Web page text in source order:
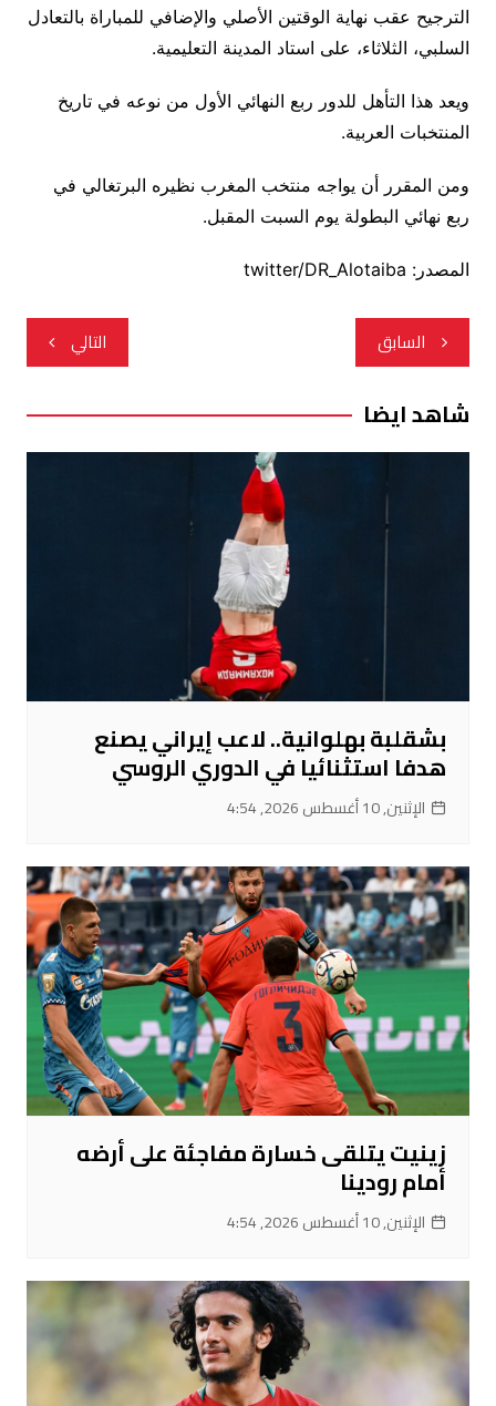
الترجيح عقب نهاية الوقتين الأصلي والإضافي للمباراة بالتعادل
السلبي، الثلاثاء، على استاد المدينة التعليمية.
ويعد هذا التأهل للدور ربع النهائي الأول من نوعه في تاريخ
المنتخبات العربية.
ومن المقرر أن يواجه منتخب المغرب نظيره البرتغالي في
ربع نهائي البطولة يوم السبت المقبل.
المصدر: twitter/DR_Alotaiba
تصفّح
المقالات
السابق التالي
شاهد ايضا
بشقلبة بهلوانية.. لاعب إيراني يصنع
هدفا استثنائيا في الدوري الروسي
الإثنين, 10 أغسطس 2026, 4:54
زينيت يتلقى خسارة مفاجئة على أرضه
أمام رودينا
الإثنين, 10 أغسطس 2026, 4:54